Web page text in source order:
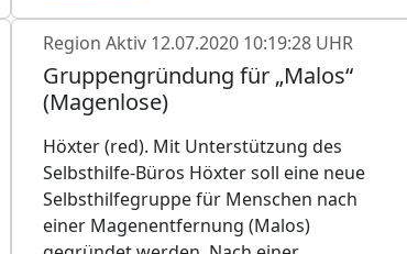
Region Aktiv 12.07.2020 10:19:28 UHR
Gruppengründung für „Malos“
(Magenlose)
Höxter (red). Mit Unterstützung des
Selbsthilfe-Büros Höxter soll eine neue
Selbsthilfegruppe für Menschen nach
einer Magenentfernung (Malos)